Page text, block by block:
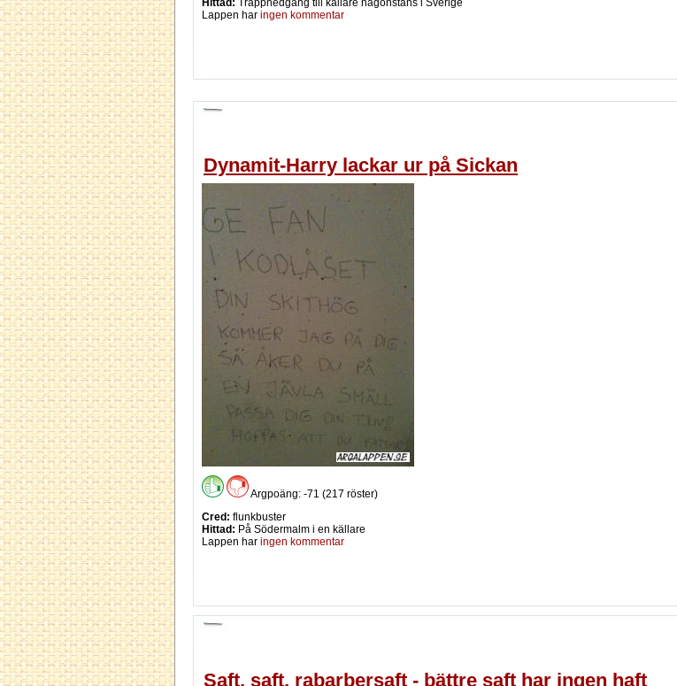
Hittad: Trappnedgång till källare någonstans i Sverige
Lappen har ingen kommentar
Dynamit-Harry lackar ur på Sickan
Argpoäng: -71 (217 röster)
Cred: flunkbuster
Hittad: På Södermalm i en källare
Lappen har ingen kommentar
Saft, saft, rabarbersaft - bättre saft har ingen haft